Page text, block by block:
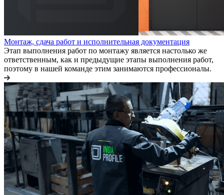
Монтаж, сдача работ и исполнительная документация
Этап выполнения работ по монтажу является настолько же
ответственным, как и предыдущие этапы выполнения работ,
поэтому в нашей команде этим занимаются профессионалы.